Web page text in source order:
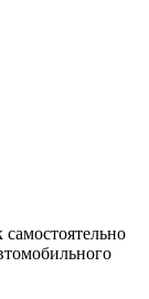
самостоятельно